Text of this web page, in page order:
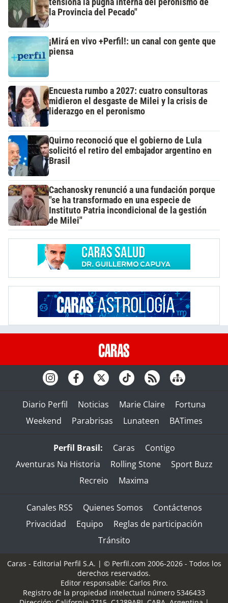
tensiona la pugna interna del peronismo de
la Provincia del Pecado"
¡Mirá en vivo +Perfil!: un canal con gente que
piensa
Encuesta rumbo a 2027: cuatro consultoras
midieron el desgaste de Milei y la crisis de
liderazgo en el peronismo
Quirno reconoció que el gobierno de Lula
solicitó el retiro del embajador argentino en
Brasil
Cachanosky renunció a una fundación porque
"se ha transformado en una especie de
Instituto Patria incondicional de la gestión
de Milei"
Diario Perfil Noticias Marie Claire
Fortuna
Weekend
Parabrisas Lunateen BATimes
Perfil Brasil: Caras
Contigo
Aventuras Na Historia
Rolling Stone
Sport Buzz
Recreio
Maxima
Canales RSS Quienes Somos
Contáctenos
Privacidad
Equipo
Reglas de participación
Tránsito
Caras - Editorial Perfil S.A. | © Perfil.com 2006-2026 - Todos los
derechos reservados.
Editor responsable: Carlos Piro.
Registro de la propiedad intelectual número 5346433